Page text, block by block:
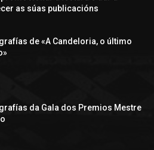
as súas publicacións
de «A Candeloria, o último
da Gala dos Premios Mestre